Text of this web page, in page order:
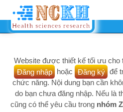
dung
Đăng nhập hoặc Đăng ký để truy
chức năng. Nội dung bạn cần không
do bạn chưa đăng nhập. Nếu là
cũng có thể yêu cầu trongnhóm Zalo
nội dung bạn quan